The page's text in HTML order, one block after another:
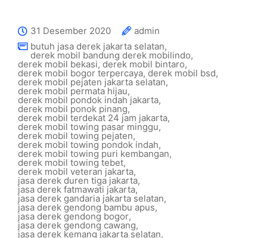
31 Desember 2020
admin
butuh jasa derek jakarta selatan,
derek mobil bandung derek mobilindo,
derek mobil bekasi, derek mobil bintaro,
derek mobil bogor terpercaya, derek mobil bsd,
derek mobil pejaten jakarta selatan,
derek mobil permata hijau,
derek mobil pondok indah jakarta,
derek mobil ponok pinang,
derek mobil terdekat 24 jam jakarta,
derek mobil towing pasar minggu,
derek mobil towing pejaten,
derek mobil towing pondok indah,
derek mobil towing puri kembangan,
derek mobil towing tebet,
derek mobil veteran jakarta,
jasa derek duren tiga jakarta,
jasa derek fatmawati jakarta,
jasa derek gandaria jakarta selatan,
jasa derek gendong bambu apus,
jasa derek gendong bogor,
jasa derek gendong cawang,
jasa derek kemang jakarta selatan,